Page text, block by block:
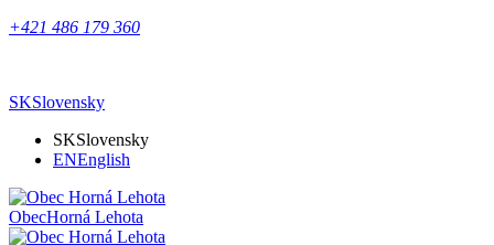
+421 486 179 360
SKSlovensky
SKSlovensky
ENEnglish
ObecHorná Lehota